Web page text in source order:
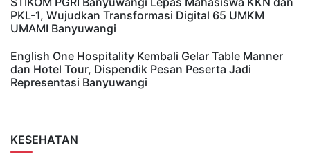
PKL-1, Wujudkan Transformasi Digital 65 UMKM
UMAMI Banyuwangi
English One Hospitality Kembali Gelar Table Manner
dan Hotel Tour, Dispendik Pesan Peserta Jadi
Representasi Banyuwangi
KESEHATAN